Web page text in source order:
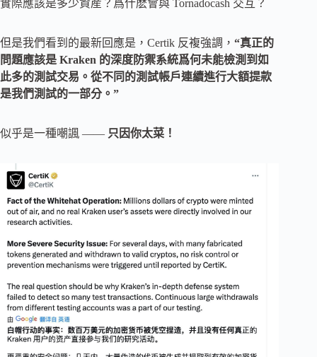
實際應該是多少資産？爲什麽會與 Tornadocash 交互？
但是我們看到的最新回應是，Certik 反複強調， “真正的
問題應該是 Kraken 的深度防禦系統爲何未能檢測到如
此多的測試交易。從不同的測試帳戶連續進行大額提款
是我們測試的一部分。”
似乎是一種嘲諷 —— 只因你太菜！